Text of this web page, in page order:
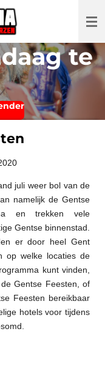
te
juli weer bol van de
namelijk de Gentse
en trekken vele
Gentse binnenstad.
er door heel Gent
op welke locaties de
kunt vinden,
Gentse Feesten, of
Feesten bereikbaar
hotels voor tijdens